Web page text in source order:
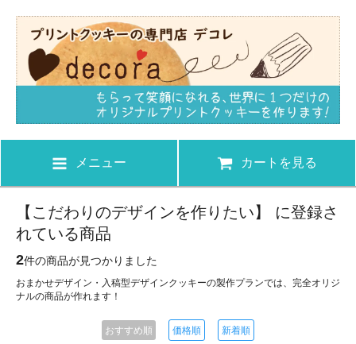
メニュー カートを見る
【こだわりのデザインを作りたい】 に登録さ
れている商品
2件の商品が見つかりました
おまかせデザイン・入稿型デザインクッキーの製作プランでは、完全オリジ
ナルの商品が作れます！
おすすめ順 価格順 新着順